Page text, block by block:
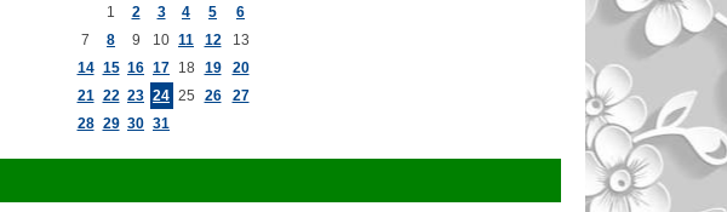
1
2 3 4 5
6
7
8 9 10 11 12
13
14 15 16 17 18 19
20
21 22 23 24 25 26
27
28 29 30 31